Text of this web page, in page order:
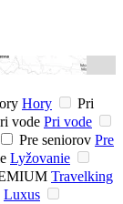
Hory
Pri
vode Pri vode
Pre seniorov Pre
Lyžovanie
Travelking
Luxus